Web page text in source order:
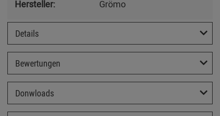
Hersteller:
Grömo
Details
Bewertungen
Donwloads